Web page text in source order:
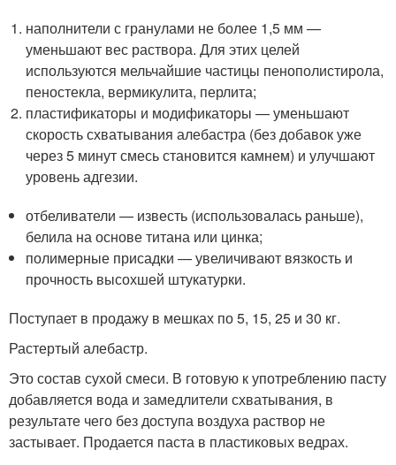
наполнители с гранулами не более 1,5 мм —
уменьшают вес раствора. Для этих целей
используются мельчайшие частицы пенополистирола,
пеностекла, вермикулита, перлита;
пластификаторы и модификаторы — уменьшают
скорость схватывания алебастра (без добавок уже
через 5 минут смесь становится камнем) и улучшают
уровень адгезии.
отбеливатели — известь (использовалась раньше),
белила на основе титана или цинка;
полимерные присадки — увеличивают вязкость и
прочность высохшей штукатурки.
Поступает в продажу в мешках по 5, 15, 25 и 30 кг.
Растертый алебастр.
Это состав сухой смеси. В готовую к употреблению пасту
добавляется вода и замедлители схватывания, в
результате чего без доступа воздуха раствор не
застывает. Продается паста в пластиковых ведрах.